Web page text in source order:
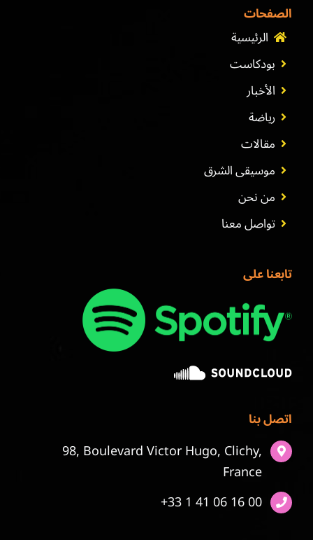
الصفحات
الرئيسية
بودكاست
الأخبار
رياضة
مقالات
موسيقى الشرق
من نحن
تواصل معنا
تابعنا على
اتصل بنا
98, Boulevard Victor Hugo, Clichy,
France
+33 1 41 06 16 00